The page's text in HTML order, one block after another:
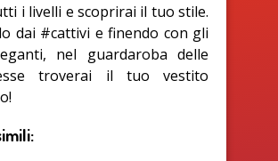
i livelli e scoprirai il tuo stile.
dai #cattivi e finendo con gli
nel guardaroba delle
troverai il tuo vestito